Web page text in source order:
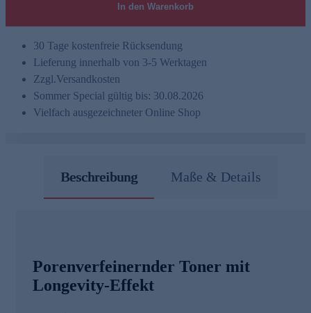
In den Warenkorb
30 Tage kostenfreie Rücksendung
Lieferung innerhalb von 3-5 Werktagen
Zzgl.Versandkosten
Sommer Special gültig bis: 30.08.2026
Vielfach ausgezeichneter Online Shop
Beschreibung Maße & Details
Porenverfeinernder Toner mit
Longevity-Effekt